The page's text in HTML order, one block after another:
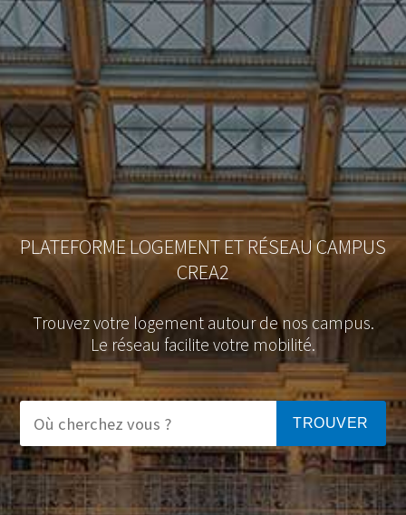
PLATEFORME LOGEMENT ET RÉSEAU CAMPUS
CREA2
Trouvez votre logement autour de nos campus.
Le réseau facilite votre mobilité.
TROUVER